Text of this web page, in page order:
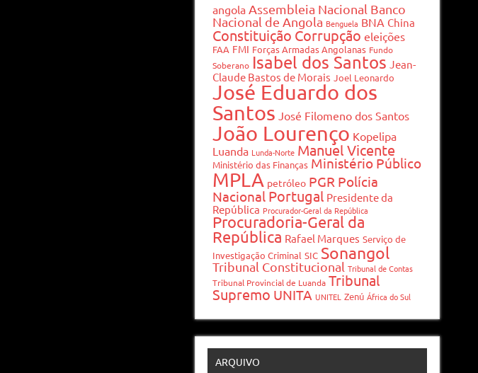
angola Assembleia Nacional Banco
Nacional de Angola Benguela BNA China
Constituição Corrupção eleições
FAA FMI Forças Armadas Angolanas Fundo
Soberano Isabel dos Santos Jean-
Claude Bastos de Morais Joel Leonardo
José Eduardo dos
Santos José Filomeno dos Santos
João Lourenço Kopelipa
Luanda Lunda-Norte Manuel Vicente
Ministério das Finanças Ministério Público
MPLA petróleo PGR Polícia
Nacional Portugal Presidente da
República Procurador-Geral da República
Procuradoria-Geral da
República Rafael Marques Serviço de
Investigação Criminal SIC Sonangol
Tribunal Constitucional Tribunal de Contas
Tribunal Provincial de Luanda Tribunal
Supremo UNITA UNITEL Zenú África do Sul
ARQUIVO